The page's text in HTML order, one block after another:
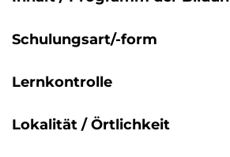
Schulungsart/-form
Lernkontrolle
Lokalität / Örtlichkeit